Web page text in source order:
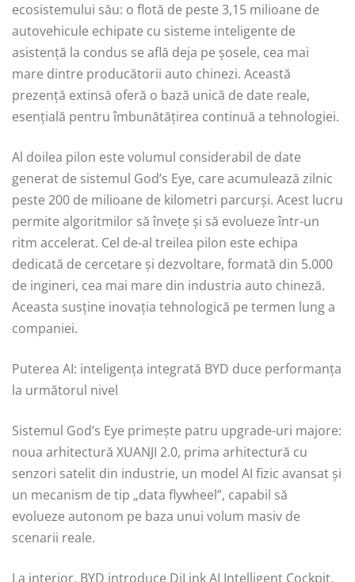
ecosistemului său: o flotă de peste 3,15 milioane de
autovehicule echipate cu sisteme inteligente de
asistență la condus se află deja pe șosele, cea mai
mare dintre producătorii auto chinezi. Această
prezență extinsă oferă o bază unică de date reale,
esențială pentru îmbunătățirea continuă a tehnologiei.
Al doilea pilon este volumul considerabil de date
generat de sistemul God’s Eye, care acumulează zilnic
peste 200 de milioane de kilometri parcurși. Acest lucru
permite algoritmilor să învețe și să evolueze într-un
ritm accelerat. Cel de-al treilea pilon este echipa
dedicată de cercetare și dezvoltare, formată din 5.000
de ingineri, cea mai mare din industria auto chineză.
Aceasta susține inovația tehnologică pe termen lung a
companiei.
Puterea AI: inteligența integrată BYD duce performanța
la următorul nivel
Sistemul God’s Eye primește patru upgrade-uri majore:
noua arhitectură XUANJI 2.0, prima arhitectură cu
senzori satelit din industrie, un model AI fizic avansat și
un mecanism de tip „data flywheel”, capabil să
evolueze autonom pe baza unui volum masiv de
scenarii reale.
La interior, BYD introduce DiLink AI Intelligent Cockpit,